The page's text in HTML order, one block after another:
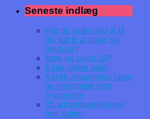
Seneste indlæg
Har du svært ved at få
din kat til at spise sin
medicin?
katte og covid-19?
Katte-sikker altan
Kat fik akupunktur, laser
og kiropraktik mod
rygsmerter
25 adfærdsændringer
hos katten